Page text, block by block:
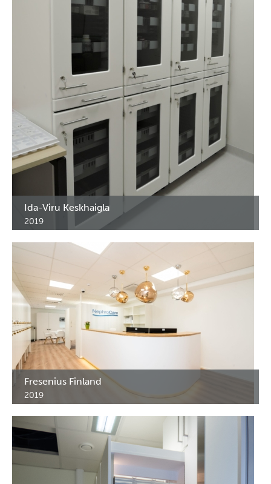
Ida-Viru Keskhaigla
2019
Infektio-osaston lääkekaapit. Korkeat kaapit MK. Itä-Viron
Keskussairaala. Kohtla-Järve.
Fresenius Finland
2019
Kahden klinikan kalusteet. Alakaapit MA, seinäkaapit MY,
vastaanottotiski, apteekkarinkaapit M-LC, FlexShelf kärryt, ym.
Helsinki.